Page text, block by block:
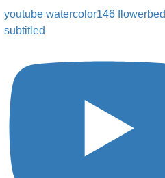
youtube watercolor146 flowerbed
subtitled